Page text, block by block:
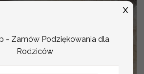
- Zamów Podziękowania dla
Rodziców
X